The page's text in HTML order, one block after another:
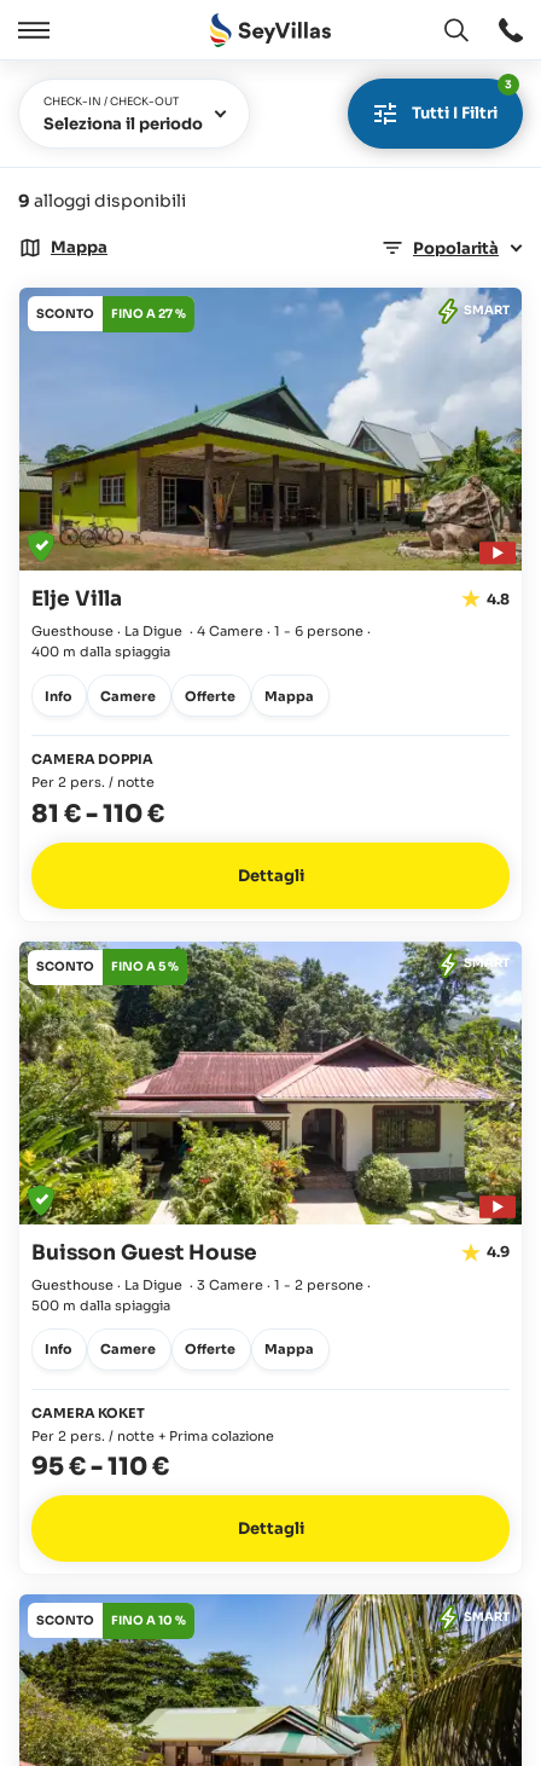
Chiudere
Aperto
CHECK-IN / CHECK-OUT
Seleziona il periodo Tutti I Filtri
3
9 alloggi disponibili
Mappa Popolarità
SCONTO FINO A 27 % SMART
Elje Villa 4.8
Guesthouse · La Digue · 4 Camere · 1 - 6 persone ·
400 m dalla spiaggia
Info Camere Offerte Mappa
CAMERA DOPPIA
Per 2 pers. / notte
81 €-110 €
Dettagli
SCONTO FINO A 5 % SMART
Buisson Guest House 4.9
Guesthouse · La Digue · 3 Camere · 1 - 2 persone ·
500 m dalla spiaggia
Info Camere Offerte Mappa
CAMERA KOKET
Per 2 pers. / notte + Prima colazione
95 €-110 €
Dettagli
SCONTO FINO A 10 % SMART